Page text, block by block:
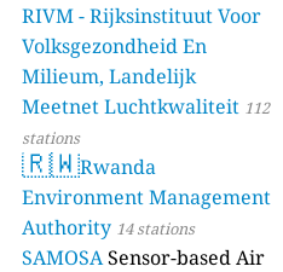
RIVM - Rijksinstituut Voor
Volksgezondheid En
Milieum, Landelijk
Meetnet Luchtkwaliteit 112
stations
🇷🇼Rwanda
Environment Management
Authority 14 stations
SAMOSASensor-based Air